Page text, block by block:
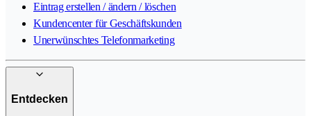
Eintrag erstellen / ändern / löschen
Kundencenter für Geschäftskunden
Unerwünschtes Telefonmarketing
Entdecken